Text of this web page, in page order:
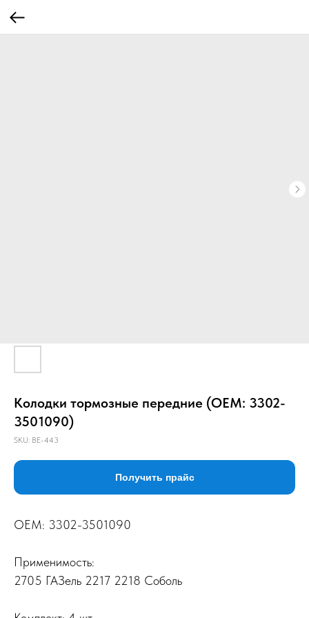
Колодки тормозные передние (ОЕМ: 3302-
3501090)
SKU: BE-443
Получить прайс
ОЕМ: 3302-3501090
Применимость:
2705 ГАЗель 2217 2218 Соболь